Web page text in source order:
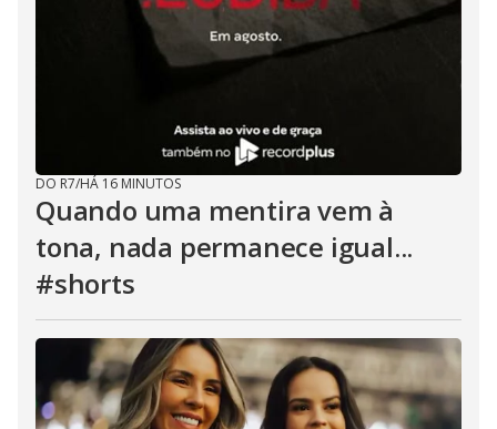
DO R7/HÁ 16 MINUTOS
Quando uma mentira vem à
tona, nada permanece igual...
#shorts